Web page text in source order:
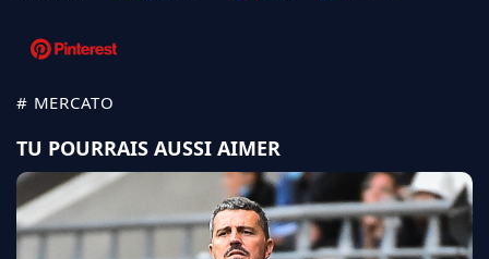
# MERCATO
TU POURRAIS AUSSI AIMER